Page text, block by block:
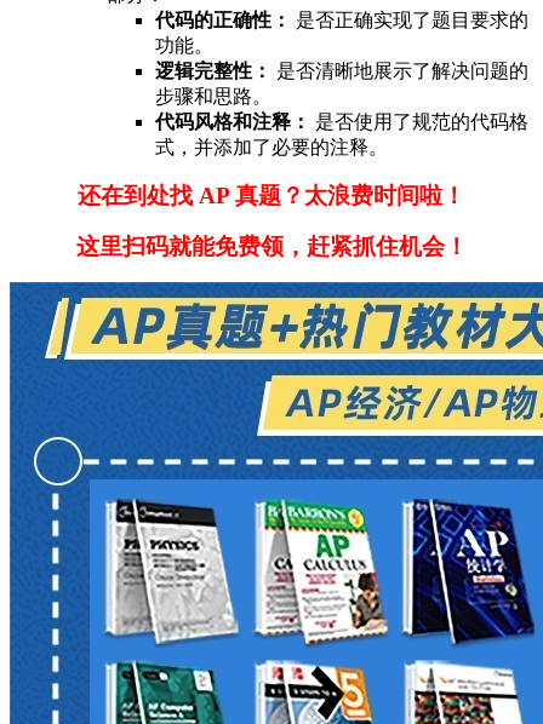
代码的正确性：
是否正确实现了题目要求的
功能。
逻辑完整性：
是否清晰地展示了解决问题的
步骤和思路。
代码风格和注释：
是否使用了规范的代码格
式，并添加了必要的注释。
还在到处找 AP 真题？太浪费时间啦！
这里扫码就能免费领，赶紧抓住机会！